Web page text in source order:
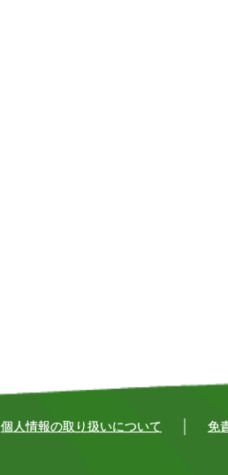
個人情報の取り扱いについて 免